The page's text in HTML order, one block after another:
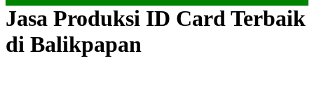
Jasa Produksi ID Card Terbaik
di Balikpapan